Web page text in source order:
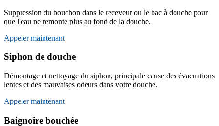
Suppression du bouchon dans le receveur ou le bac à douche pour
que l'eau ne remonte plus au fond de la douche.
Appeler maintenant
Siphon de douche
Démontage et nettoyage du siphon, principale cause des évacuations
lentes et des mauvaises odeurs dans votre douche.
Appeler maintenant
Baignoire bouchée